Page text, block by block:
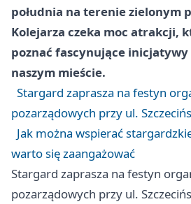
południa na terenie zielonym
Kolejarza czeka moc atrakcji,
poznać fascynujące inicjatywy
naszym mieście.
Stargard zaprasza na festyn
pozarządowych przy ul.
Jak można wspierać
warto się zaangażować
Stargard zaprasza na festyn
pozarządowych przy ul.